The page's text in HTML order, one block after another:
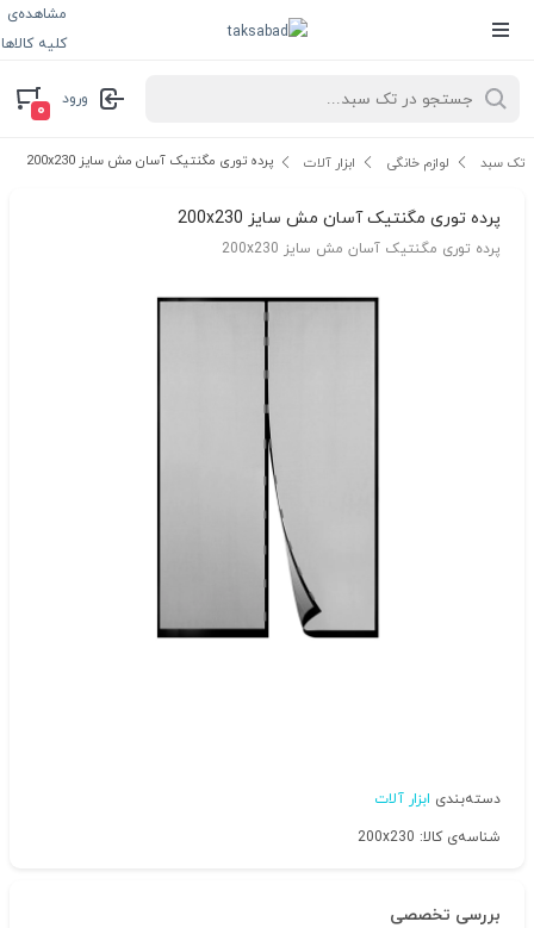
مشاهده‌ی
کلیه کالاها
ورود
۰
تک سبد لوازم خانگی ابزار آلات پرده توری مگنتیک آسان مش سایز 200x230
پرده توری مگنتیک آسان مش سایز 200x230
پرده توری مگنتیک آسان مش سایز 200x230
دسته‌بندی ابزار آلات
شناسه‌ی کالا: 200x230
بررسی تخصصی